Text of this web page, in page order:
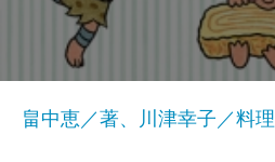
畠中恵／著、川津幸子／料理